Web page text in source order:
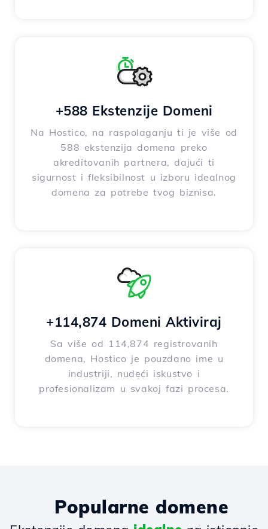
+588 Ekstenzije Domeni
Na Hostico, na raspolaganju ti je više od
588 ekstenzija domena preko
akreditovanih partnera, dajući ti
sigurnost i fleksibilnost u izboru idealnog
domena za potrebe tvog biznisa.
+114,874 Domeni Aktiviraj
Sa više od 114,874 registrovanih
domena, Hostico je pouzdano ime u
industriji, nudeći iskustvo i
profesionalizam u svakoj fazi procesa.
Popularne domene